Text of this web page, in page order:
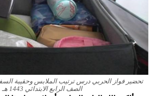
تحضير فواز الحربي درس ترتيب الملابس وحقيبة السفر
الصف الرابع الابتدائي 1443 هـ